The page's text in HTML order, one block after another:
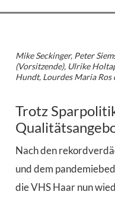
Mike Seckinger, Peter
(Vorsitzende), Ulrike
Hundt, Lourdes Maria Ros
Trotz
Nach den
und dem
die VHS Haar nun